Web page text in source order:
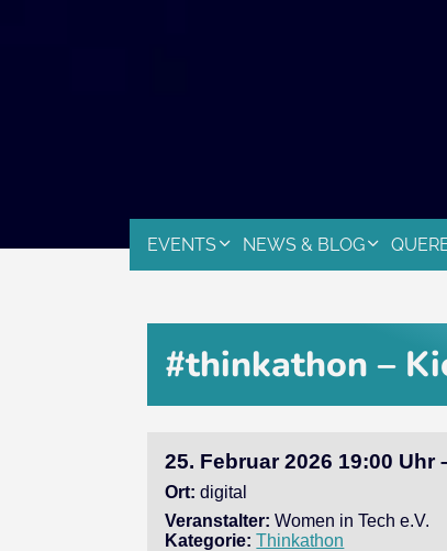
EVENTS NEWS & BLOG
#thinkathon –
25. Februar 2026 19:00 Uhr
Ort: digital
Veranstalter: Women in Tech e.V.
Kategorie: Thinkathon